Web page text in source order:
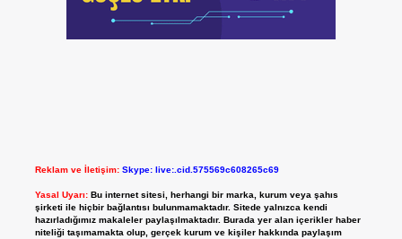
Reklam ve İletişim: Skype: live:.cid.575569c608265c69
Yasal Uyarı: Bu internet sitesi, herhangi bir marka, kurum veya şahıs
şirketi ile hiçbir bağlantısı bulunmamaktadır. Sitede yalnızca kendi
hazırladığımız makaleler paylaşılmaktadır. Burada yer alan içerikler haber
niteliği taşımamakta olup, gerçek kurum ve kişiler hakkında paylaşım